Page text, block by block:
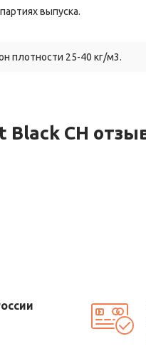
выпуска.
плотности 25-40 кг/м3.
Black CH